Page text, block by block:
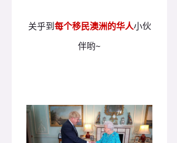
关乎到每个移民澳洲的华人小伙
伴哟~